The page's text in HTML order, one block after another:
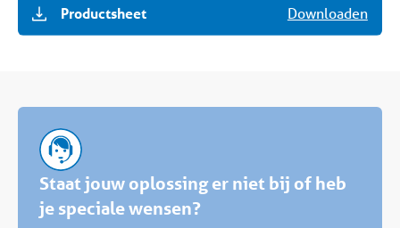
Productsheet Downloaden
Staat jouw oplossing er niet bij of heb
je speciale wensen?